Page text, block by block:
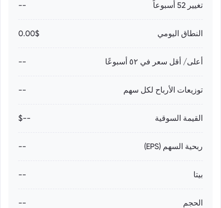
تغيير 52 أسبوعاً --
النطاق اليومي 0.00$
أعلى/ أقل سعر في ٥٢ أسبوعًا --
توزيعات الأرباح لكل سهم --
القيمة السوقية --$
ربحية السهم (EPS) --
بيتا --
الحجم --